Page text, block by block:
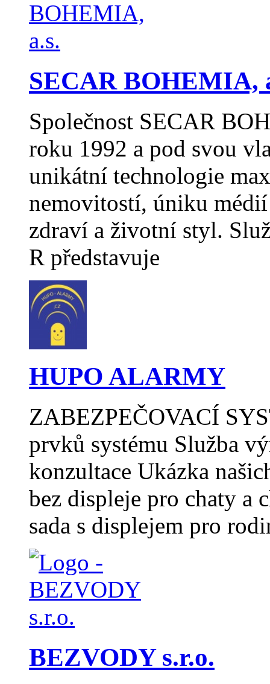
SECAR BOHEMIA,
Společnost SECAR
roku 1992 a pod svou
unikátní technologie
nemovitostí, úniku
zdraví a životní styl.
R představuje
HUPO ALARMY
ZABEZPEČOVACÍ
prvků systému Služba
konzultace Ukázka
bez displeje pro chaty
sada s displejem pro
BEZVODY s.r.o.